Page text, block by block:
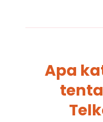
Apa